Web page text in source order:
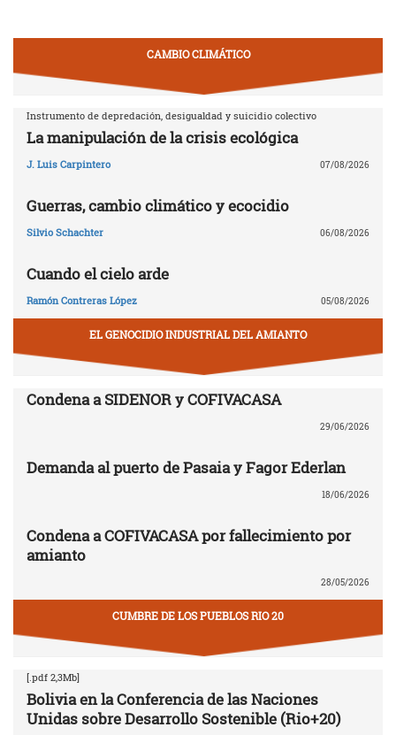
CAMBIO CLIMÁTICO
Instrumento de depredación, desigualdad y suicidio colectivo
La manipulación de la crisis ecológica
J. Luis Carpintero 07/08/2026
Guerras, cambio climático y ecocidio
Silvio Schachter 06/08/2026
Cuando el cielo arde
Ramón Contreras López 05/08/2026
EL GENOCIDIO INDUSTRIAL DEL AMIANTO
Condena a SIDENOR y COFIVACASA
29/06/2026
Demanda al puerto de Pasaia y Fagor Ederlan
18/06/2026
Condena a COFIVACASA por fallecimiento por
amianto
28/05/2026
CUMBRE DE LOS PUEBLOS RIO 20
[.pdf 2,3Mb]
Bolivia en la Conferencia de las Naciones
Unidas sobre Desarrollo Sostenible (Rio+20)